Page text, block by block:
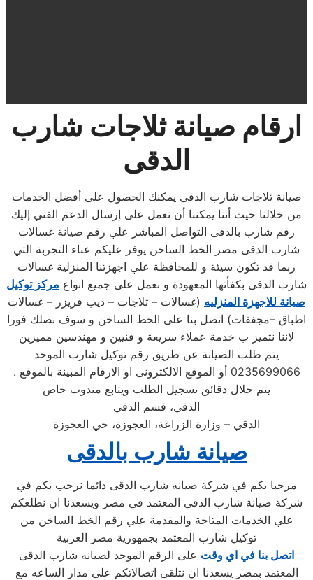
ارقام صيانة ثلاجات شارب
الدقى
صيانة ثلاجات شارب الدقى يمكنك الحصول على أفضل الخدمات
من خلالنا حيث أننا يمكننا أن نعمل على إرسال الدعم الفني إليك
رقم شارب بالدقى التواصل المباشر علي رقم صيانة غسالات
شارب الدقى مصر الخط الساخن يوفر عليكم عناء التجربة التي
ربما قد تكون سيئة و للمحافظة علي اجهزتنا المنزلية غسالات
شارب الدقى بكفأتها المعهودة و نعمل على جميع انواع مركز توكيل
صيانة للاجهزة المنزليه (غسالات – ثلاجات – ديب فريزر – غسالات
اطباق –مجففات) اتصل بنا على الخط الساخن و سوف نصلك فورا
لاننا نتميز ب خدمة عملاء سريعة و فنيين و مهندسين مميزين
يتم طلب الصيانة عن طريق رقم توكيل شارب الموحد
0235699066 أو الموقع الالكترونى او الارقام المبينة بالموقع .
يتم خلال دقائق تسجيل الطلب ويتابع مندوب خاص
الدقي، قسم الدقي
الدقي – وزارة الزراعة، العجوزة، حي العجوزة
صيانة شارب بالدقى
مرحبا بكم في شركة صيانه شارب الدقى دائما نرحب بكم في
شركة صيانة شارب الدقى المعتمد في مصر ويسعدنا ان نطلعكم
علي الخدمات المتاحة والمقدمة علي رقم الخط الساخن من
توكيل شارب المعتمد بجمهورية مصر العربية
اتصل بنا في اي وقت على الرقم الموحد لصيانه شارب الدقى
المعتمد بمصر يسعدنا ان نتلقى اتصالاتكم على مدار الساعه مع